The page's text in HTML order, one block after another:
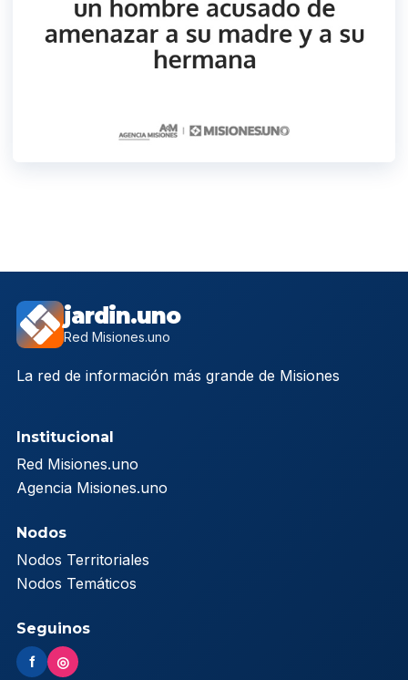
jardin.uno
Red Misiones.uno
La red de información más grande de Misiones
Institucional
Red Misiones.uno
Agencia Misiones.uno
Nodos
Nodos Territoriales
Nodos Temáticos
Seguinos
f ◎